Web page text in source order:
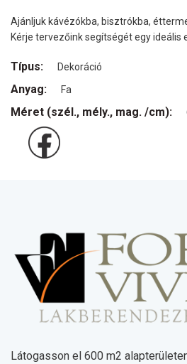
Ajánljuk kávézókba, bisztrókba,
Kérje tervezőink segítségét egy ideális
Típus: Dekoráció
Anyag: Fa
Méret (szél., mély., mag. /cm):
Látogasson el 600 m2